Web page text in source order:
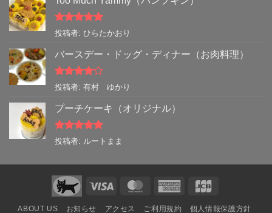
5段階中5の
投稿者: ひらたかおり
バースデー・ドッグ・ディナー（お肉料理）
5段階中4
投稿者: 有村 ゆかり
プーチケーキ（オリジナル）
5段階中 5の
投稿者: ルートまま
Visa MasterCardAmerican
ABOUT US お知らせ アクセス ご利用規約
個人情報保護方針